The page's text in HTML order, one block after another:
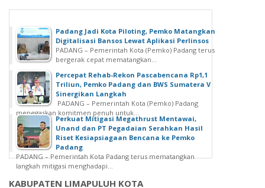
Padang Jadi Kota Piloting, Pemko Matangkan
Digitalisasi Bansos Lewat Aplikasi Perlinsos
PADANG – Pemerintah Kota (Pemko) Padang terus
bergerak cepat mematangkan...
Percepat Rehab-Rekon Pascabencana Rp1,1
Triliun, Pemko Padang dan BWS Sumatera V
Sinergikan Langkah
PADANG – Pemerintah Kota (Pemko) Padang
menegaskan komitmen penuh untuk...
Perkuat Mitigasi Megathrust Mentawai,
Unand dan PT Pegadaian Serahkan Hasil
Riset Kesiapsiagaan Bencana ke Pemko
Padang
PADANG – Pemerintah Kota Padang terus mematangkan
langkah mitigasi menghadapi...
KABUPATEN LIMAPULUH KOTA